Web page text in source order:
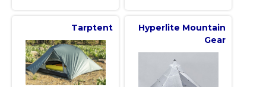
Tarptent
Hyperlite Mountain
Gear